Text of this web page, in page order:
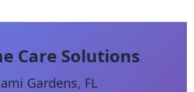
Care Solutions
Gardens, FL